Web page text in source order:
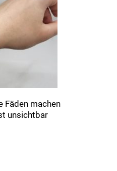
Fäden machen
unsichtbar